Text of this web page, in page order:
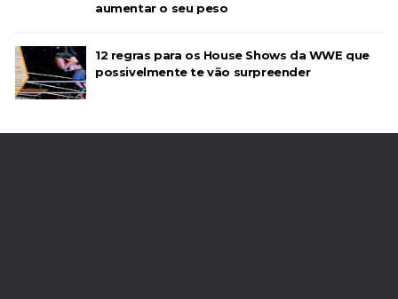
aumentar o seu peso
12 regras para os House Shows da WWE que
possivelmente te vão surpreender